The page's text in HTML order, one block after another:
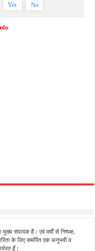
Yes No
संपादक हैं। एवं वर्षों से निष्पक्ष,
के लिए समर्पित एक अनुभवी व
हूँ।